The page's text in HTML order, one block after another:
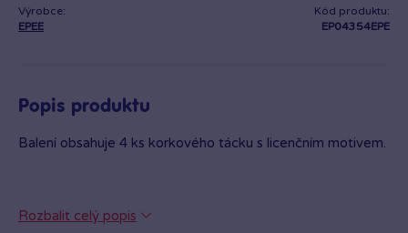
Výrobce:
EPEE
Kód produktu:
EP04354EPE
Popis produktu
Balení obsahuje 4 ks korkového tácku s licenčním motivem.
Rozbalit celý popis